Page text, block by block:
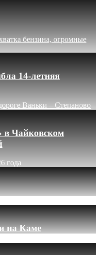
бензина, огромные
14-летняя
Ваньки – Степаново
в Чайковском
года
на Каме